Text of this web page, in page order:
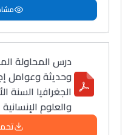
درس المحاولة
وحديثة وعوامل
الجغرافيا السنة
والعلوم